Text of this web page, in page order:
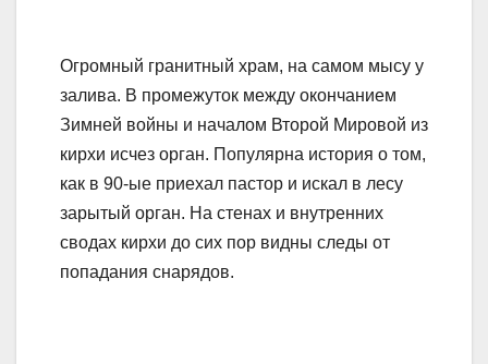
Огромный гранитный храм, на самом мысу у
залива. В промежуток между окончанием
Зимней войны и началом Второй Мировой из
кирхи исчез орган. Популярна история о том,
как в 90-ые приехал пастор и искал в лесу
зарытый орган. На стенах и внутренних
сводах кирхи до сих пор видны следы от
попадания снарядов.